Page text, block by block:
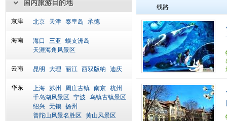
国内旅游目的地
京津 北京 天津 秦皇岛 承德
海南 海口 三亚
蜈支洲岛
天涯海角风景区
云南 昆明 大理 丽江 西双版纳 迪庆
华东 上海 苏州 周庄古镇 南京 杭州
千岛湖风景区
宁波
乌镇古镇景区
绍兴 无锡 扬州
普陀山风景名胜区
黄山风景区
线路